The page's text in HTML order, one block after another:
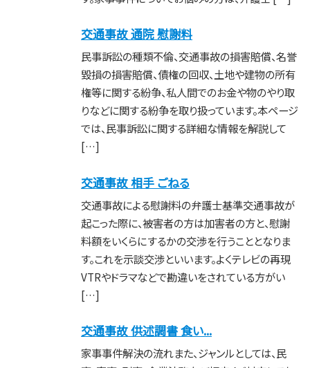
交通事故 通院 慰謝料
民事訴訟の種類不倫、交通事故の損害賠償、名誉
毀損の損害賠償、債権の回収、土地や建物の所有
権等に関する紛争、私人間でのお金や物のやり取
りなどに関する紛争を取り扱っています。本ページ
では、民事訴訟に関する詳細な情報を解説して
[…]
交通事故 相手 ごねる
交通事故による慰謝料の弁護士基準交通事故が
起こった際に、被害者の方は加害者の方と、慰謝
料額をいくらにするかの交渉を行うこととなりま
す。これを示談交渉といいます。よくテレビの再現
VTRやドラマなどで勘違いをされている方がい
[…]
交通事故 供述調書 食い...
家事事件解決の流れまた、ジャンルとしては、民